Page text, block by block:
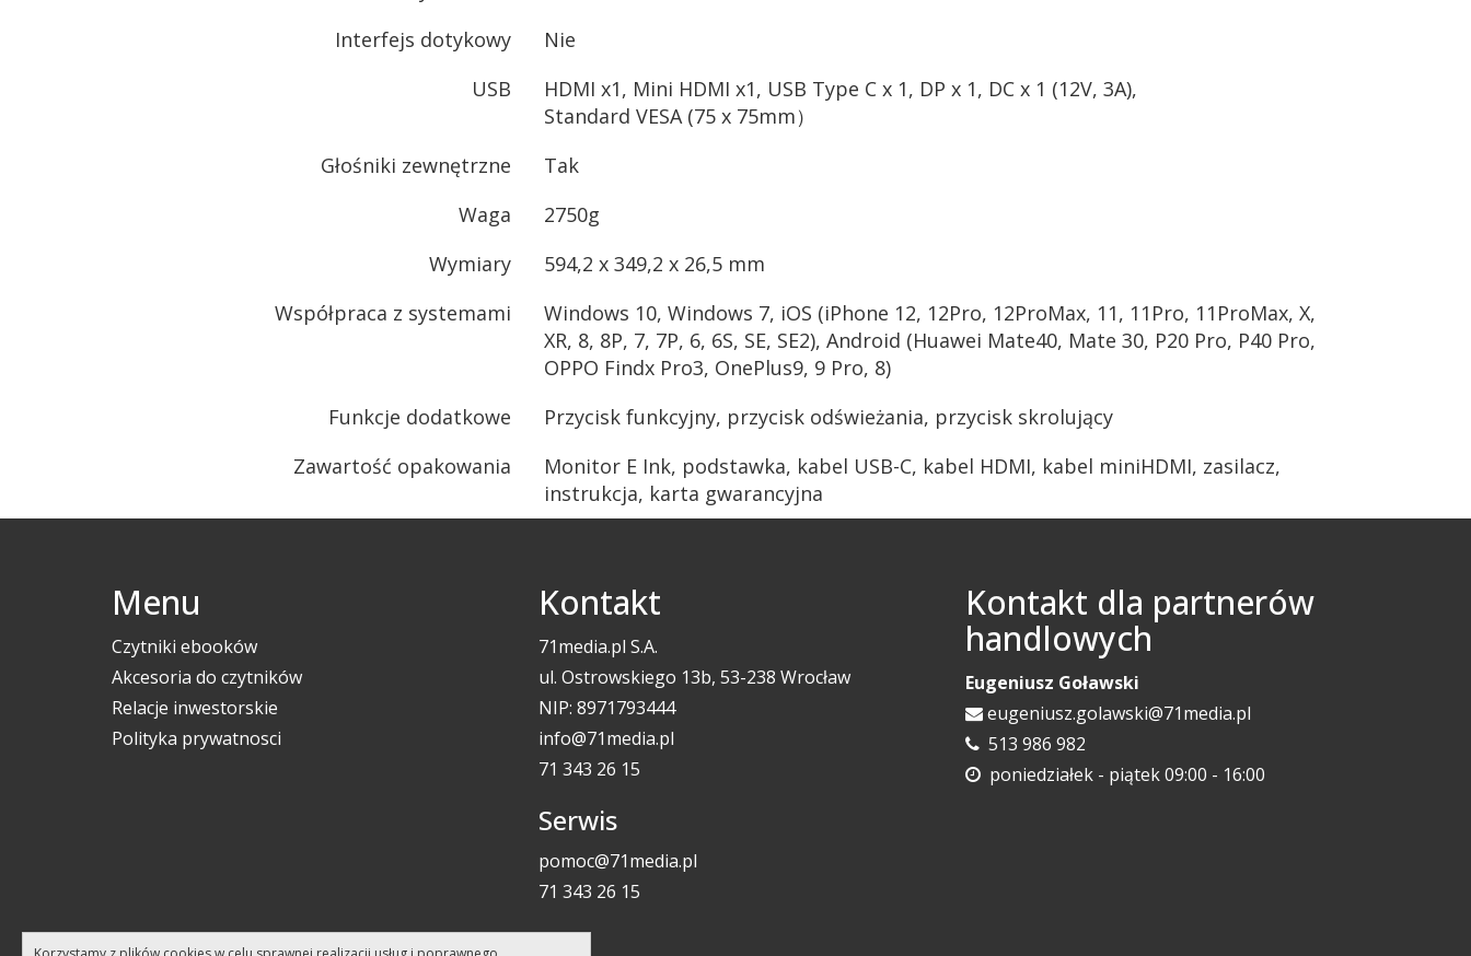
Interfejs dotykowy
Nie
USB
HDMI x1, Mini HDMI x1, USB Type C x 1, DP x 1, DC x 1 (12V, 3A),
Standard VESA (75 x 75mm）
Głośniki zewnętrzne
Tak
Waga
2750g
Wymiary
594,2 x 349,2 x 26,5 mm
Współpraca z systemami
Windows 10, Windows 7, iOS (iPhone 12, 12Pro, 12ProMax, 11, 11Pro, 11ProMax, X,
XR, 8, 8P, 7, 7P, 6, 6S, SE, SE2), Android (Huawei Mate40, Mate 30, P20 Pro, P40 Pro,
OPPO Findx Pro3, OnePlus9, 9 Pro, 8)
Funkcje dodatkowe
Przycisk funkcyjny, przycisk odświeżania, przycisk skrolujący
Zawartość opakowania
Monitor E Ink, podstawka, kabel USB-C, kabel HDMI, kabel miniHDMI, zasilacz,
instrukcja, karta gwarancyjna
Menu
Czytniki ebooków
Akcesoria do czytników
Relacje inwestorskie
Polityka prywatnosci
Kontakt
71media.pl S.A.
ul. Ostrowskiego 13b, 53-238 Wrocław
NIP: 8971793444
info@71media.pl
71 343 26 15
Serwis
pomoc@71media.pl
71 343 26 15
Kontakt dla partnerów
handlowych
Eugeniusz Goławski
eugeniusz.golawski@71media.pl
513 986 982
poniedziałek - piątek 09:00 - 16:00